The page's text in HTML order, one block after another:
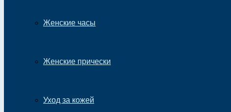
Женские часы
Женские прически
Уход за кожей